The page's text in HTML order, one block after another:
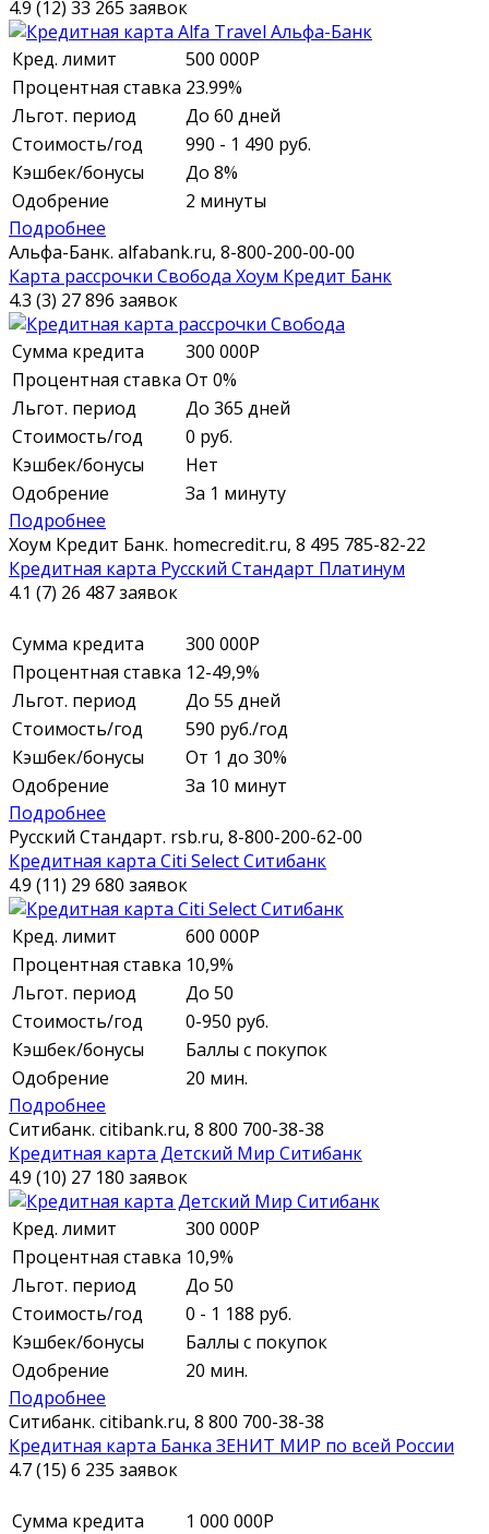
4.9 (12) 33 265 заявок
Кред. лимит 500 000Р
Процентная ставка 23.99%
Льгот. период
До 60 дней
Стоимость/год
990 - 1 490 руб.
Кэшбек/бонусы
До 8%
Одобрение
2 минуты
Подробнее
Альфа-Банк. alfabank.ru, 8-800-200-00-00
Карта рассрочки Свобода Хоум Кредит Банк
4.3 (3) 27 896 заявок
Сумма кредита 300 000Р
Процентная ставка От 0%
Льгот. период
До 365 дней
Стоимость/год
0 руб.
Кэшбек/бонусы
Нет
Одобрение
За 1 минуту
Подробнее
Хоум Кредит Банк. homecredit.ru, 8 495 785-82-22
Кредитная карта Русский Стандарт Платинум
4.1 (7) 26 487 заявок
Сумма кредита 300 000Р
Процентная ставка 12-49,9%
Льгот. период
До 55 дней
Стоимость/год
590 руб./год
Кэшбек/бонусы
От 1 до 30%
Одобрение
За 10 минут
Подробнее
Русский Стандарт. rsb.ru, 8-800-200-62-00
Кредитная карта Citi Select Ситибанк
4.9 (11) 29 680 заявок
Кред. лимит 600 000Р
Процентная ставка 10,9%
Льгот. период
До 50
Стоимость/год
0-950 руб.
Кэшбек/бонусы
Баллы с покупок
Одобрение
20 мин.
Подробнее
Ситибанк. citibank.ru, 8 800 700-38-38
Кредитная карта Детский Мир Ситибанк
4.9 (10) 27 180 заявок
Кред. лимит 300 000Р
Процентная ставка 10,9%
Льгот. период
До 50
Стоимость/год
0 - 1 188 руб.
Кэшбек/бонусы
Баллы с покупок
Одобрение
20 мин.
Подробнее
Ситибанк. citibank.ru, 8 800 700-38-38
Кредитная карта Банка ЗЕНИТ МИР по всей России
4.7 (15) 6 235 заявок
Сумма кредита 1 000 000Р